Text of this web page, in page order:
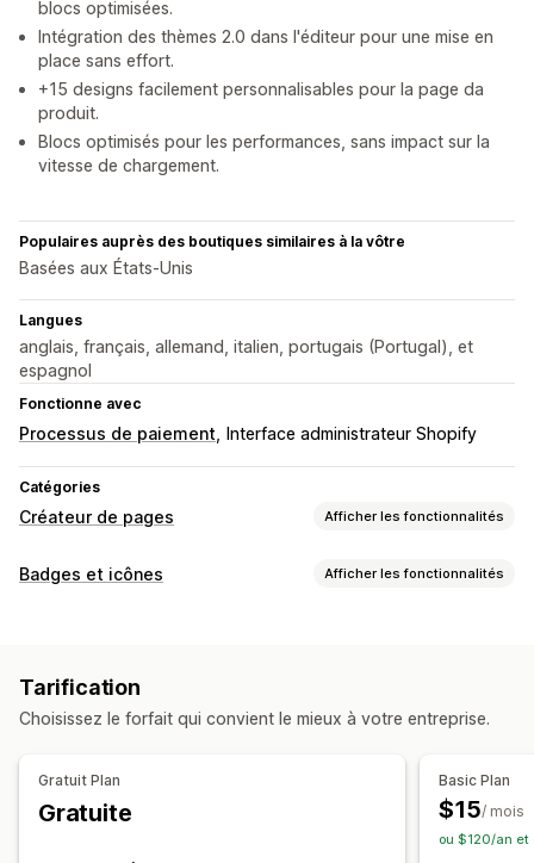
blocs optimisées.
Intégration des thèmes 2.0 dans l'éditeur pour une mise en
place sans effort.
+15 designs facilement personnalisables pour la page da
produit.
Blocs optimisés pour les performances, sans impact sur la
vitesse de chargement.
Populaires auprès des boutiques similaires à la vôtre
Basées aux États-Unis
Langues
anglais, français, allemand, italien, portugais (Portugal), et
espagnol
Fonctionne avec
Processus de paiement Interface administrateur Shopify
Catégories
Créateur de pages Afficher les fonctionnalités
Types de pages
Gestion des pages
Outil d’édition
Éléments Modèles
Code personnalisé
Analyses de données
Badges et icônes Afficher les fonctionnalités
Fonctionnalités du produit
Sécurité Expédition Médias sociaux Confiance Garantie
Infobulles
Tarification
Choisissez le forfait qui convient le mieux à votre entreprise.
Gratuit Plan
Gratuite
Basic Plan
$15/ mois
ou $120/an et